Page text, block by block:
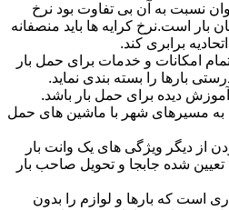
نسبت به آن بی تفاوت بود نرخ
بار است.نرخ کرایه ها باید منصفانه
برابری کند.
امکانات و خدمات برای حمل بار
بارها را بسته بندی نماید.
دیده برای حمل بار باشد.
به مسیرهای شهر با ماشین های حمل
دیگر ویژگی های یک وانت بار
تعیین شده جابجا و تحویل صاحب بار
است که بارها و لوازم را بدون